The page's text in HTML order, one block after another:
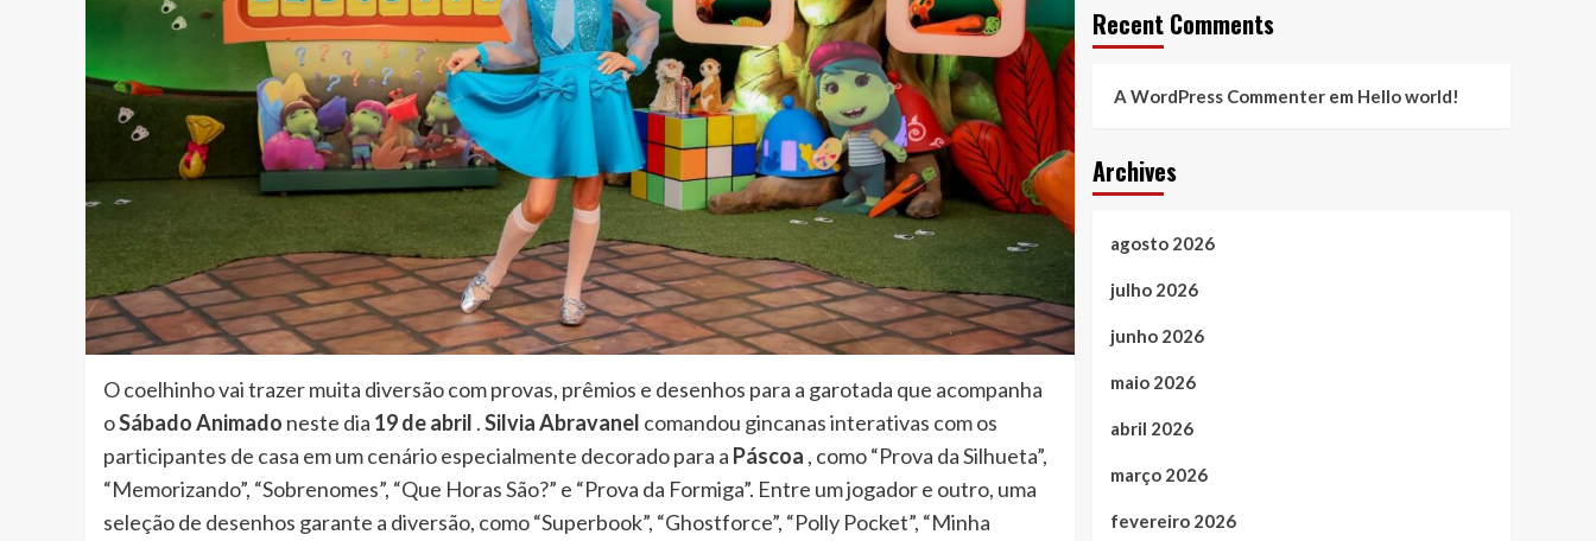
O coelhinho vai trazer muita diversão com provas, prêmios e desenhos para a garotada que acompanha
oSábado Animado neste dia 19 de abril .Silvia Abravanel comandou gincanas interativas com os
participantes de casa em um cenário especialmente decorado para a Páscoa , como “Prova da Silhueta”,
“Memorizando”, “Sobrenomes”, “Que Horas São?” e “Prova da Formiga”. Entre um jogador e outro, uma
seleção de desenhos garante a diversão, como “Superbook”, “Ghostforce”, “Polly Pocket”, “Minha
Recent Comments
A WordPress Commenterem Hello world!
Archives
agosto 2026
julho 2026
junho 2026
maio 2026
abril 2026
março 2026
fevereiro 2026